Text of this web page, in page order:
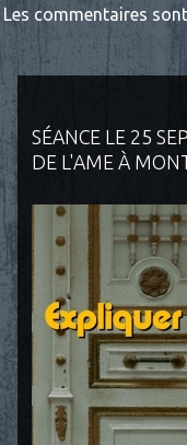
SÉANCE LE 25
DE L'AME À
Les commentaires